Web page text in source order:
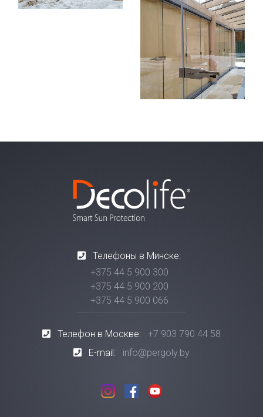
Телефоны в Минске:
+375 44 5 900 300
+375 44 5 900 200
+375 44 5 900 066
Телефон в Москве:
+7 903 790 44 58
E-mail:
info@pergoly.by